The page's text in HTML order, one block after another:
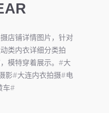
店铺详情图片，针对
类内衣详细分类拍
模特穿着展示。#大
影#大连内衣拍摄#电
车#